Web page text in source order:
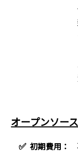
オープンソー
✅ 初期費用：